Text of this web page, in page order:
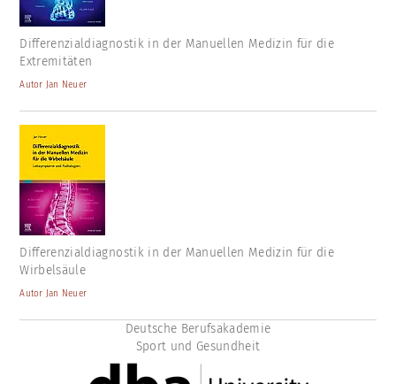
Differenzialdiagnostik in der Manuellen Medizin für die
Extremitäten
Autor Jan Neuer
Differenzialdiagnostik in der Manuellen Medizin für die
Wirbelsäule
Autor Jan Neuer
Deutsche Berufsakademie
Sport und Gesundheit